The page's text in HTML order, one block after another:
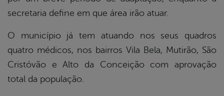
secretaria define em que área irão atuar.
O município já tem atuando nos seus quadros
quatro médicos, nos bairros Vila Bela, Mutirão, São
Cristóvão e Alto da Conceição com aprovação
total da população.